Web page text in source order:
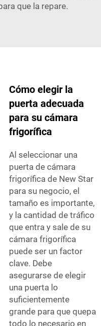
que la repare.
Cómo elegir la
puerta adecuada
para su cámara
frigorífica
Al seleccionar una
puerta de cámara
frigorífica de New Star
para su negocio, el
tamaño es importante,
y la cantidad de tráfico
que entra y sale de su
cámara frigorífica
puede ser un factor
clave. Debe
asegurarse de elegir
una puerta lo
suficientemente
grande para que quepa
todo lo necesario en